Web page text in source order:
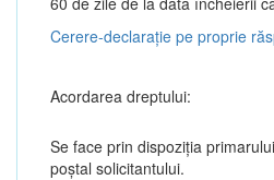
Cerere-declarație pe proprie
Acordarea dreptului:
Se face prin dispoziția
poștal solicitantului.